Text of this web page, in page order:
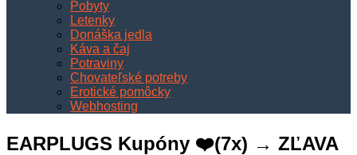
Pobyty
Letenky
Donáška jedla
Káva a čaj
Potraviny
Chovateľské potreby
Erotické pomôcky
Webhosting
EARPLUGS Kupóny ❤️(7x) → ZĽAVA